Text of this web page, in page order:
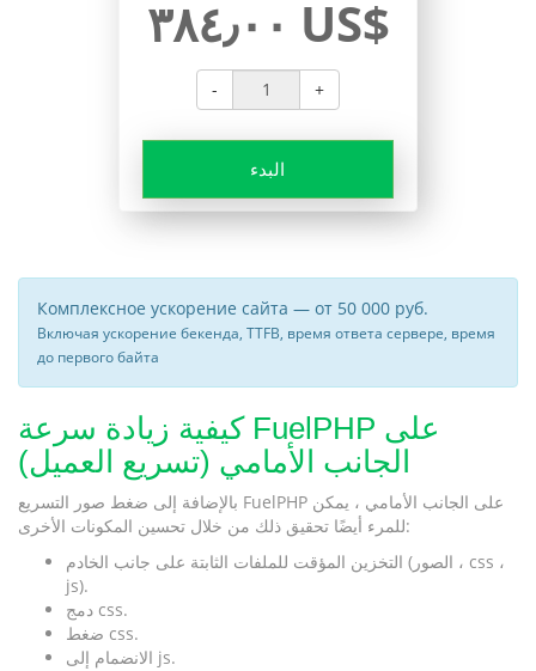
٣٨٤٫٠٠ US$
- +
البدء
Комплексное ускорение сайта — от 50 000 руб.
Включая ускорение бекенда, TTFB, время ответа сервере, время
до первого байта
كيفية زيادة سرعة FuelPHP على
الجانب الأمامي (تسريع العميل)
بالإضافة إلى ضغط صور التسريع FuelPHP على الجانب الأمامي ، يمكن
للمرء أيضًا تحقيق ذلك من خلال تحسين المكونات الأخرى:
التخزين المؤقت للملفات الثابتة على جانب الخادم (الصور ، css ،
js).
دمج css.
ضغط css.
الانضمام إلى js.